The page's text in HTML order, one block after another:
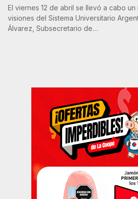
El viernes 12 de abril se llevó a cabo
visiones del Sistema Universitario
Álvarez, Subsecretario de…